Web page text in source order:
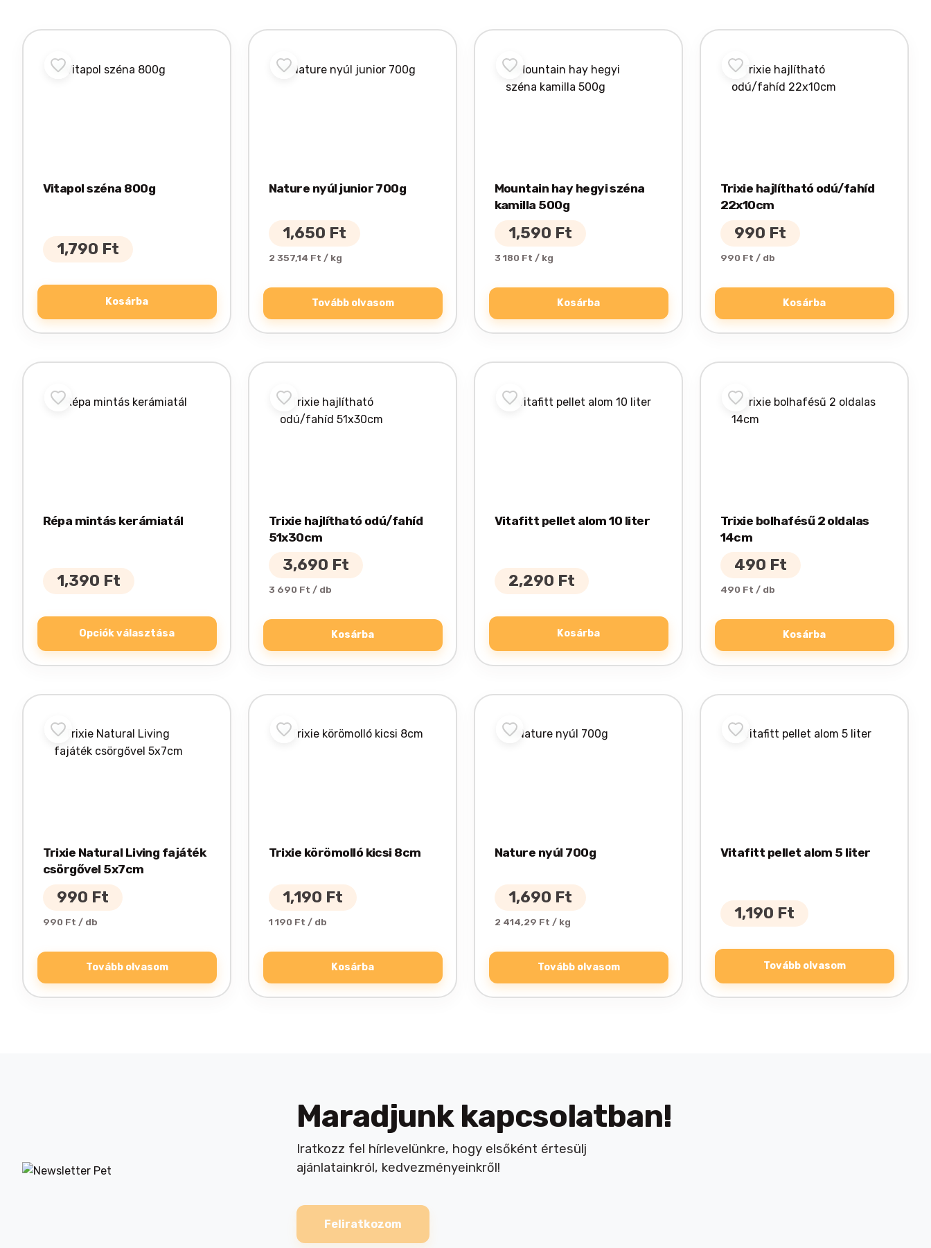
Vitapol széna 800g
1,790 Ft
Kosárba
Nature nyúl junior 700g
1,650 Ft
2 357,14 Ft / kg
Tovább olvasom
Mountain hay hegyi széna
kamilla 500g
1,590 Ft
3 180 Ft / kg
Kosárba
Trixie hajlítható odú/fahíd
22x10cm
990 Ft
990 Ft / db
Kosárba
Répa mintás kerámiatál
1,390 Ft
Opciók választása
ki
Trixie hajlítható odú/fahíd
51x30cm
3,690 Ft
3 690 Ft / db
Kosárba
Vitafitt pellet alom 10 liter
2,290 Ft
Kosárba
Trixie bolhafésű 2 oldalas
14cm
490 Ft
490 Ft / db
Kosárba
Trixie Natural Living fajáték
csörgővel 5x7cm
990 Ft
990 Ft / db
Tovább olvasom
Trixie körömolló kicsi 8cm
1,190 Ft
1 190 Ft / db
Kosárba
Nature nyúl 700g
1,690 Ft
2 414,29 Ft / kg
Tovább olvasom
Vitafitt pellet alom 5 liter
1,190 Ft
Tovább olvasom
Maradjunk kapcsolatban!
Iratkozz fel hírlevelünkre, hogy elsőként értesülj
ajánlatainkról, kedvezményeinkről!
Feliratkozom